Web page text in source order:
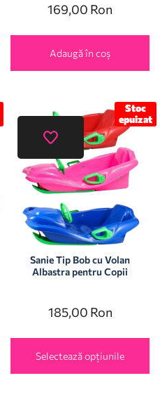
169,00 Ron
Adaugă în coș
Stoc
epuizat
Sanie Tip Bob cu Volan
Albastra pentru Copii
185,00 Ron
Selectează opțiunile